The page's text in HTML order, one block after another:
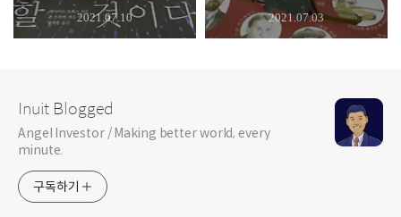
2021.07.10 2021.07.03
Inuit Blogged
Angel Investor / Making better world, every
minute.
구독하기